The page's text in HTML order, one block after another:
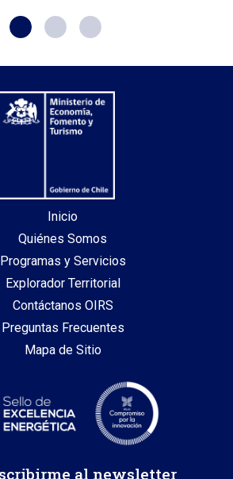
Inicio
Quiénes Somos
Programas y Servicios
Explorador Territorial
Contáctanos OIRS
Preguntas Frecuentes
Mapa de Sitio
al newsletter